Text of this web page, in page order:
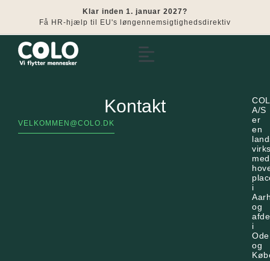
Klar inden 1. januar 2027?
Få HR-hjælp til EU's løngennemsigtighedsdirektiv
Kontakt
VELKOMMEN@COLO.DK
A/S
er
en
med
i
og
i
og